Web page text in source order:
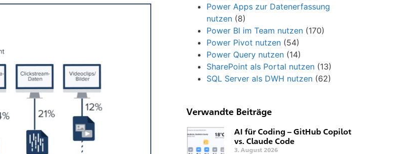
Power Apps zur Datenerfassung
nutzen (8)
Power BI im Team nutzen (170)
Power Pivot nutzen (54)
Power Query nutzen (14)
SharePoint als Portal nutzen (13)
SQL Server als DWH nutzen (62)
Verwandte Beiträge
AI für Coding – GitHub Copilot
vs. Claude Code
3. August 2026